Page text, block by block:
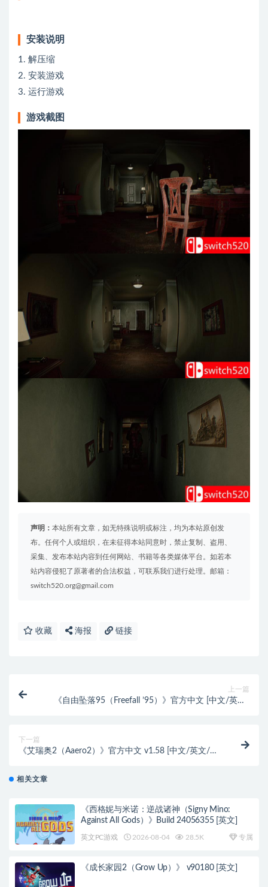
安装说明
1. 解压缩
2. 安装游戏
3. 运行游戏
游戏截图
声明： 本站所有文章，如无特殊说明或标注，均为本站原创发
布。任何个人或组织，在未征得本站同意时，禁止复制、盗用、
采集、发布本站内容到任何网站、书籍等各类媒体平台。如若本
站内容侵犯了原著者的合法权益，可联系我们进行处理。邮箱：
switch520.org@gmail.com
收藏 海报 链接
上一篇
《自由坠落95（Freefall ’95）》官方中文 [中文/英文/
下一篇
《艾瑞奥2（Aaero2）》官方中文 v1.58 [中文/英文/日
相关文章
《西格妮与米诺：逆战诸神（Signy Mino:
Against All Gods）》Build 24056355 [英文]
英文PC游戏 2026-08-04 28.5K 专属
《成长家园2（Grow Up）》 v90180 [英文]